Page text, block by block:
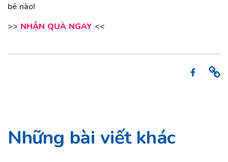
bé nào!
>> NHẬN QUÀ NGAY <<
Những bài viết khác